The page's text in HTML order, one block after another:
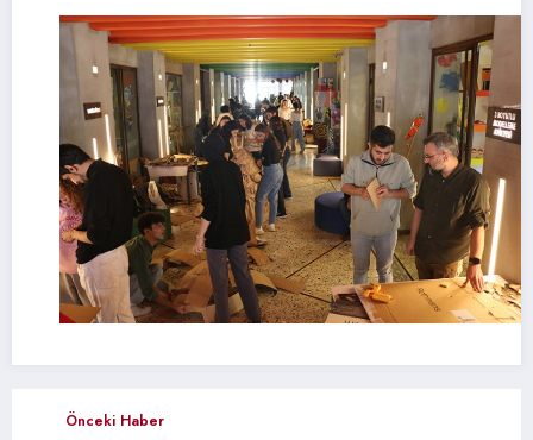
Önceki Haber